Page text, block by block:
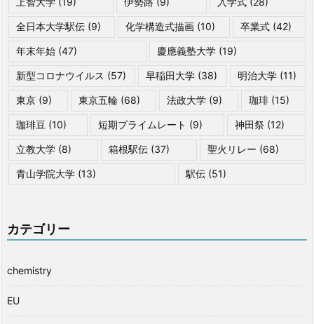
全日本大学駅伝 (9) 化学構造式描画 (10) 卒業式(42)
年末年始 (47) 慶應義塾大学(19)
新型コロナウイルス (57) 早稲田大学 (38) 明治大学(11)
東京 (9) 東京五輪 (68) 法政大学 (9) 珈琲 (15)
珈琲豆 (10) 短期プライムレート (9) 神田祭(12)
立教大学 (8) 箱根駅伝 (37) 聖火リレー (68)
青山学院大学 (13) 駅伝 (51)
カテゴリー
chemistry
EU